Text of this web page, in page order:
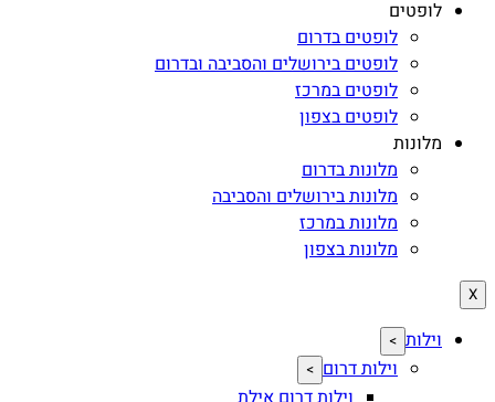
לופטים
לופטים בדרום
לופטים בירושלים והסביבה ובדרום
לופטים במרכז
לופטים בצפון
מלונות
מלונות בדרום
מלונות בירושלים והסביבה
מלונות במרכז
מלונות בצפון
X
וילות >
וילות דרום >